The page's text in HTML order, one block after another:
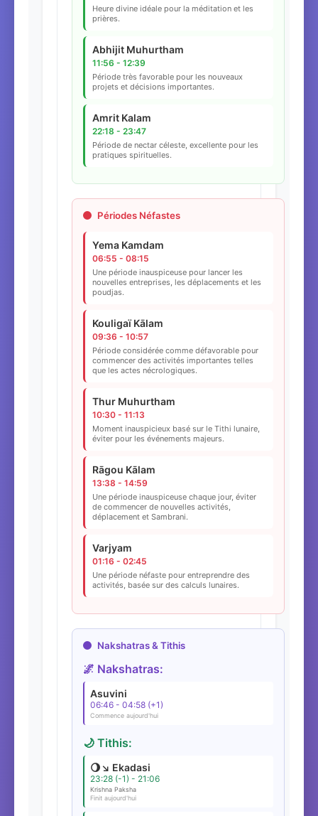
Heure divine idéale pour la méditation et les
prières.
Abhijit Muhurtham
11:56 - 12:39
Période très favorable pour les nouveaux
projets et décisions importantes.
Amrit Kalam
22:18 - 23:47
Période de nectar céleste, excellente pour les
pratiques spirituelles.
Périodes Néfastes
Yema Kamdam
06:55 - 08:15
Une période inauspiceuse pour lancer les
nouvelles entreprises, les déplacements et les
poudjas.
Kouligaï Kālam
09:36 - 10:57
Période considérée comme défavorable pour
commencer des activités importantes telles
que les actes nécrologiques.
Thur Muhurtham
10:30 - 11:13
Moment inauspicieux basé sur le Tithi lunaire,
éviter pour les événements majeurs.
Rāgou Kālam
13:38 - 14:59
Une période inauspiceuse chaque jour, éviter
de commencer de nouvelles activités,
déplacement et Sambrani.
Varjyam
01:16 - 02:45
Une période néfaste pour entreprendre des
activités, basée sur des calculs lunaires.
Nakshatras & Tithis
🌌 Nakshatras:
Asuvini
06:46 - 04:58 (+1)
Commence aujourd'hui
🌙 Tithis:
🌖↘️ Ekadasi
23:28 (-1) - 21:06
Krishna Paksha
Finit aujourd'hui